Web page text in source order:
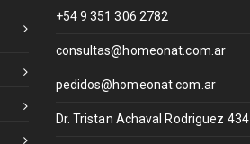
+54 9 351 306 2782
consultas@homeonat.com.ar
pedidos@homeonat.com.ar
Dr. Tristan Achaval Rodriguez 434